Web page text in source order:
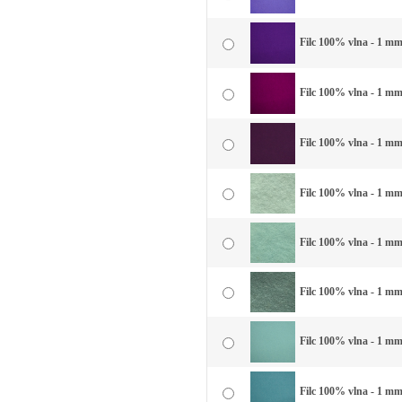
Filc 100% vlna - 1
Filc 100% vlna - 1
Filc 100% vlna - 1
Filc 100% vlna - 1
Filc 100% vlna - 1
Filc 100% vlna - 1
Filc 100% vlna - 1
Filc 100% vlna - 1